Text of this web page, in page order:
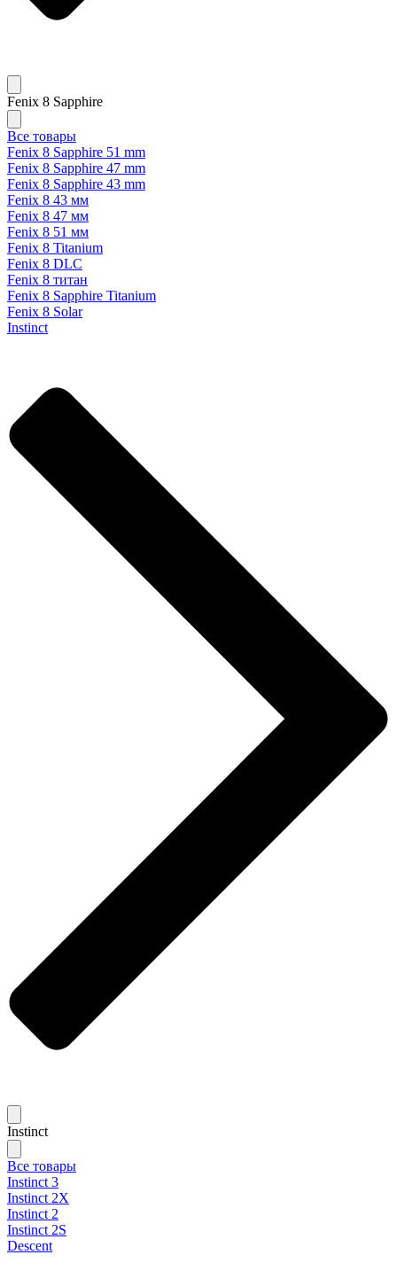
Fenix 8 Sapphire
Все товары
Fenix 8 Sapphire 51 mm
Fenix 8 Sapphire 47 mm
Fenix 8 Sapphire 43 mm
Fenix 8 43 мм
Fenix 8 47 мм
Fenix 8 51 мм
Fenix 8 Titanium
Fenix 8 DLC
Fenix 8 титан
Fenix 8 Sapphire Titanium
Fenix 8 Solar
Instinct
Instinct
Все товары
Instinct 3
Instinct 2X
Instinct 2
Instinct 2S
Descent